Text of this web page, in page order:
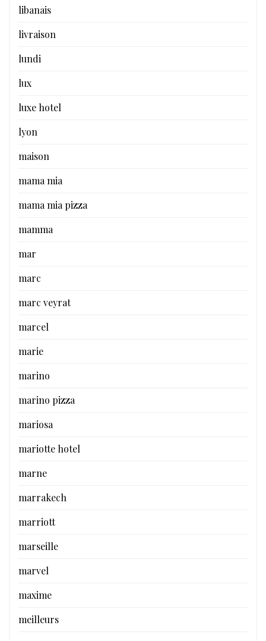
libanais
livraison
lundi
lux
luxe hotel
lyon
maison
mama mia
mama mia pizza
mamma
mar
marc
marc veyrat
marcel
marie
marino
marino pizza
mariosa
mariotte hotel
marne
marrakech
marriott
marseille
marvel
maxime
meilleurs